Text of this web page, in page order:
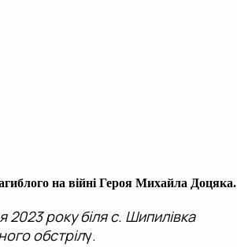
на війні Героя Михайла Доцяка.
2023 року біля с. Шипилівка
обстрілу.